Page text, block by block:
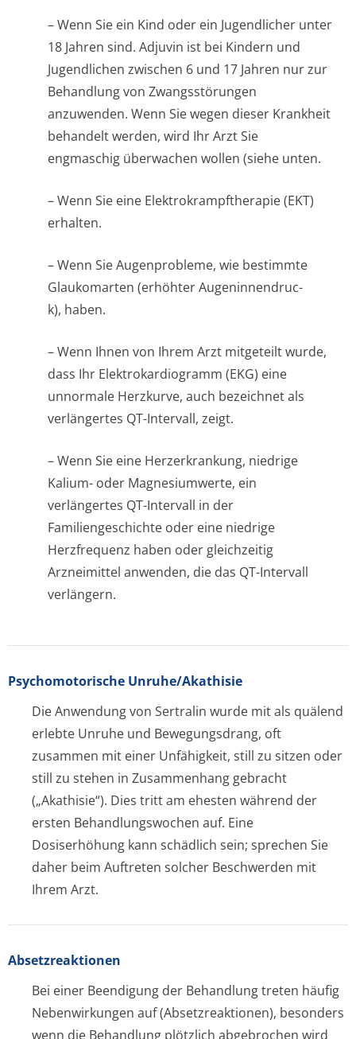
– Wenn Sie ein Kind oder ein Jugendlicher unter
18 Jahren sind. Adjuvin ist bei Kindern und
Jugendlichen zwischen 6 und 17 Jahren nur zur
Behandlung von Zwangsstörungen
anzuwenden. Wenn Sie wegen dieser Krankheit
behandelt werden, wird Ihr Arzt Sie
engmaschig überwachen wollen (siehe unten.
– Wenn Sie eine Elektrokrampfthe­rapie (EKT)
erhalten.
– Wenn Sie Augenprobleme, wie bestimmte
Glaukomarten (erhöhter Augeninnendruc­
k), haben.
– Wenn Ihnen von Ihrem Arzt mitgeteilt wurde,
dass Ihr Elektrokardiogramm (EKG) eine
unnormale Herzkurve, auch bezeichnet als
verlängertes QT-Intervall, zeigt.
– Wenn Sie eine Herzerkrankung, niedrige
Kalium- oder Magnesiumwerte, ein
verlängertes QT-Intervall in der
Familiengeschichte oder eine niedrige
Herzfrequenz haben oder gleichzeitig
Arzneimittel anwenden, die das QT-Intervall
verlängern.
Psychomotorische Unruhe/Akathisie
Die Anwendung von Sertralin wurde mit als quälend
erlebte Unruhe und Bewegungsdrang, oft
zusammen mit einer Unfähigkeit, still zu sitzen oder
still zu stehen in Zusammenhang gebracht
(„Akathisie“). Dies tritt am ehesten während der
ersten Behandlungswochen auf. Eine
Dosiserhöhung kann schädlich sein; sprechen Sie
daher beim Auftreten solcher Beschwerden mit
Ihrem Arzt.
Absetzreaktionen
Bei einer Beendigung der Behandlung treten häufig
Nebenwirkungen auf (Absetzreaktionen), besonders
wenn die Behandlung plötzlich abgebrochen wird